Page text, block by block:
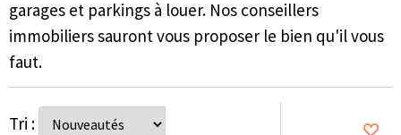
garages et parkings à louer. Nos conseillers
immobiliers sauront vous proposer le bien qu'il vous
faut.
Tri :